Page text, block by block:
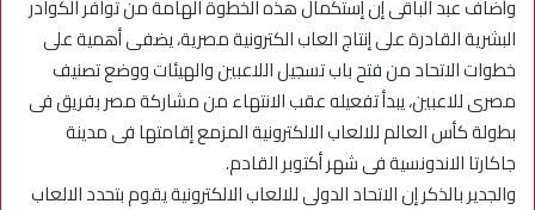
وأضاف عبد الباقى إن إستكمال هذه الخطوة الهامة من توافر الكوادر
البشرية القادرة على إنتاج العاب الكترونية مصرية، يضفى أهمية على
خطوات الاتحاد من فتح باب تسجيل اللاعبين والهيئات ووضع تصنيف
مصرى للاعبين، يبدأ تفعيله عقب الانتهاء من مشاركة مصر بفريق فى
بطولة كأس العالم للالعاب الالكترونية المزمع إقامتها فى مدينة
جاكارتا الاندونسية فى شهر أكتوبر القادم.
والجدير بالذكر إن الاتحاد الدولى للالعاب الالكترونية يقوم بتحدد الالعاب